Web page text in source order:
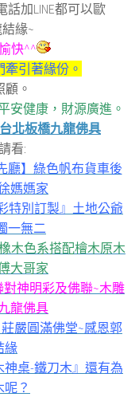
加LINE都可以歐
緣~
快^^
引著緣份。
。
安健康，財源廣進。
北板橋九龍佛具
看:
廳】綠色帆布貨車後
媽媽家
特別訂製』土地公爺
一無二
木色系搭配檜木原木
大哥家
對神明彩及佛聯~木雕
龍佛具
嚴圓滿佛堂~感恩郭
緣
桌-鐵刀木』還有為
？